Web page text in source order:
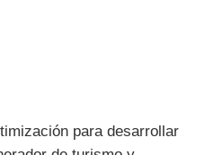
para desarrollar